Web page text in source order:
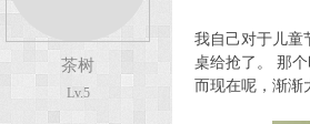
茶树
Lv.5
我自己对于儿童
桌给抢了。
那
而现在呢，渐渐